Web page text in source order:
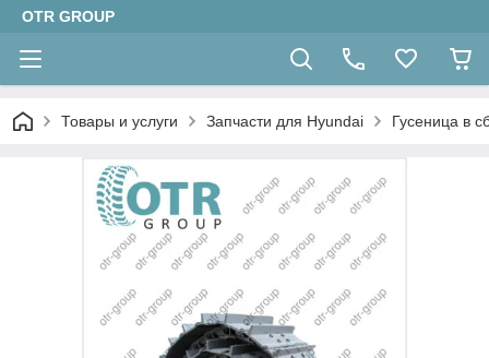
OTR GROUP
Товары и услуги Запчасти для Hyundai Гусеница в